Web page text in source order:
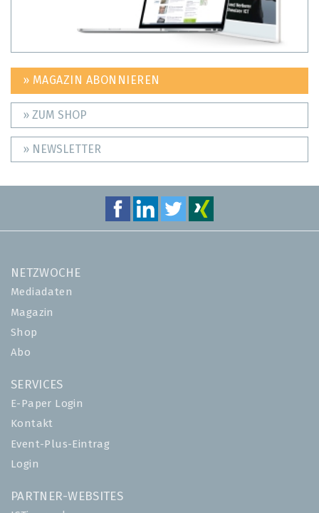
» MAGAZIN ABONNIEREN
» ZUM SHOP
» NEWSLETTER
NETZWOCHE
Mediadaten
Magazin
Shop
Abo
SERVICES
E-Paper Login
Kontakt
Event-Plus-Eintrag
Login
PARTNER-WEBSITES